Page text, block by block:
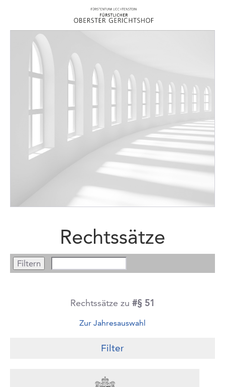
Rechtssätze
Rechtssätze zu #§ 51
Zur Jahresauswahl
Filter